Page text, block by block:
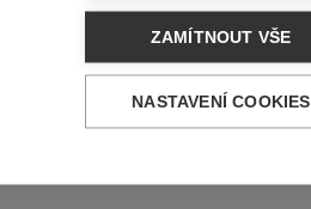
ZAMÍTNOUT VŠE
NASTAVENÍ COOKIES